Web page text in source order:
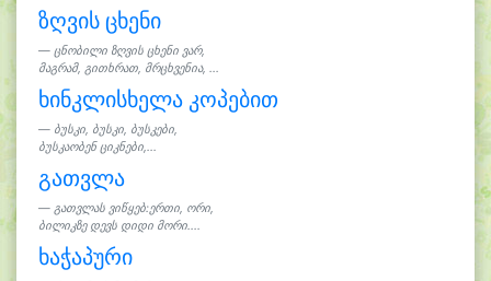
ზღვის ცხენი
ცნობილი ზღვის ცხენი ვარ,
მაგრამ, გითხრათ, მრცხვენია, ...
ხინკლისხელა კოპებით
ბუსკი, ბუსკი, ბუსკები,
ბუსკაობენ ციკნები,...
გათვლა
გათვლას ვიწყებ:ერთი, ორი,
ბილიკზე დევს დიდი მორი....
ხაჭაპური